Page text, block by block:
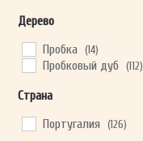
Дерево
Пробка
(14)
Пробковый дуб (112)
Страна
Португалия
(126)